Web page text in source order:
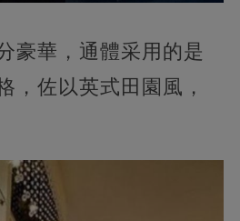
豪華，通體采用的是
，佐以英式田園風，